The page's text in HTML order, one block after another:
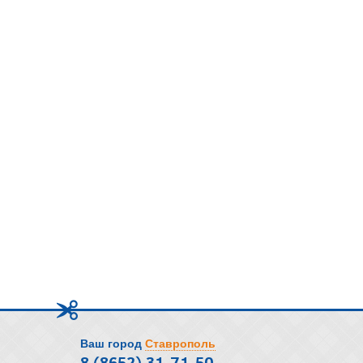
Ваш город Ставрополь